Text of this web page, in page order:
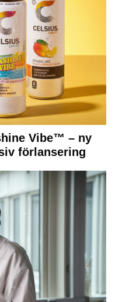
Vibe™ – ny
förlansering